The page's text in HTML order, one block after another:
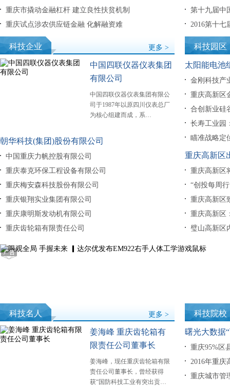
重庆市撬动金融杠杆 建立良性扶贫机制
重庆试点涉农供应链金融 化解融资难
第十九届中
2016第十七
科技企业 更多 >
中国四联仪器仪表集团
有限公司
中国四联仪器仪表集团有限公
司于1987年以原四川仪表总厂
为核心组建而成，系…
朝华科技(集团)股份有限公司
中国重庆力帆控股有限公司
重庆泰克环保工程设备有限公司
重庆梅安森科技股份有限公司
重庆银翔实业集团有限公司
重庆康明斯发动机有限公司
重庆齿轮箱有限责任公司
科技园区
太阳能电池
金刚科技产
重庆高新区
合创新业硅
长寿工业园
瞄准战略定
重庆高新区
重庆高新区
“创投每周
重庆高新区
重庆高新区
璧山高新区
科技名人 更多 >
姜海峰 重庆齿轮箱有
限责任公司董事长
姜海峰，现任重庆齿轮箱有限
责任公司董事长，曾经获得
获“国防科技工业有突出贡…
科技院校
曙光大数据
重庆95%区
2016年重庆
重庆城市管